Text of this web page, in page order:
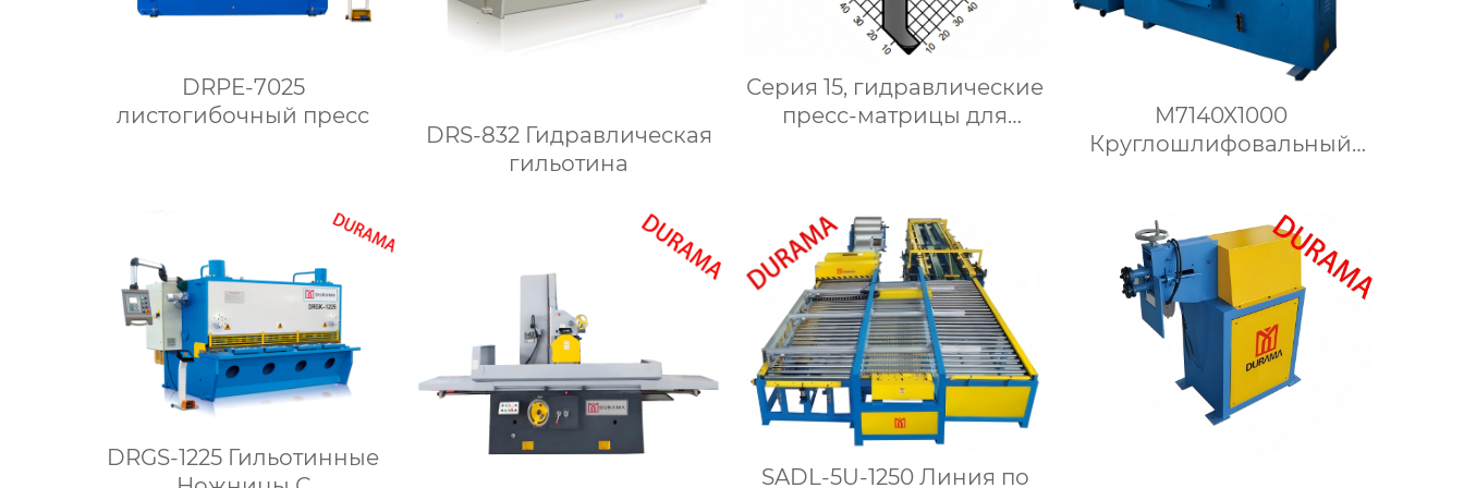
DRPE-7025
листогибочный пресс
DRS-832 Гидравлическая
гильотина
Серия 15, гидравлические
пресс-матрицы для
металла
M7140X1000
Круглошлифовальный
DRGS-1225 Гильотинные
SADL-5U-1250 Линия по